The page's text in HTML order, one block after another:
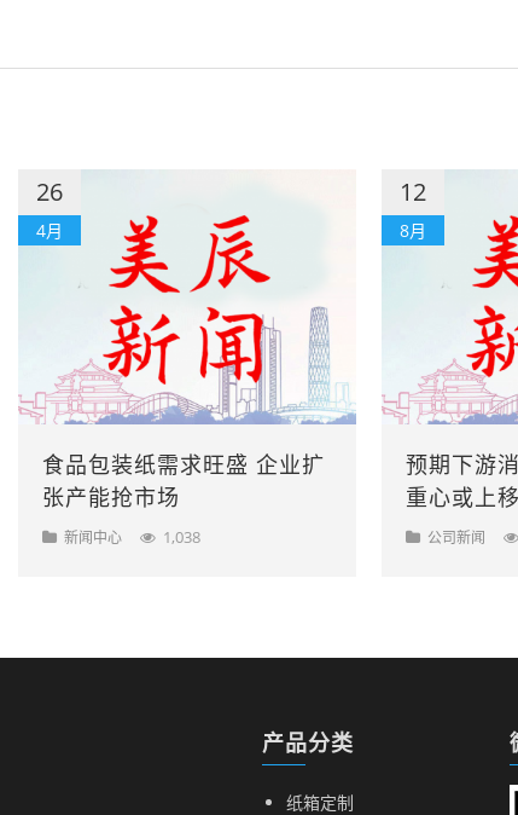
26
4月
食品包装纸需求旺盛 企业扩
张产能抢市场
新闻中心 1,038
12
8月
预期下游
重心或上移
公司新闻
产品分类
纸箱定制